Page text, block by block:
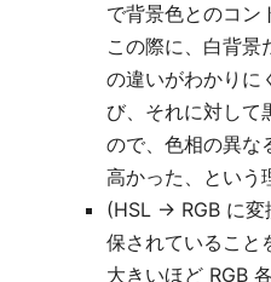
で背景色とのコン
この際に、白背景
の違いがわかりに
び、それに対して
ので、色相の異な
高かった、という
(HSL → RGB に変
保されていること
大きいほど RGB